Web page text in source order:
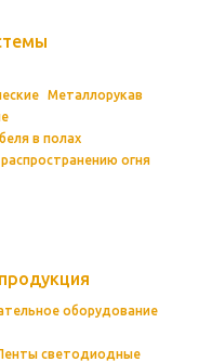
Металлорукав
в полах
огня
оборудование
светодиодные